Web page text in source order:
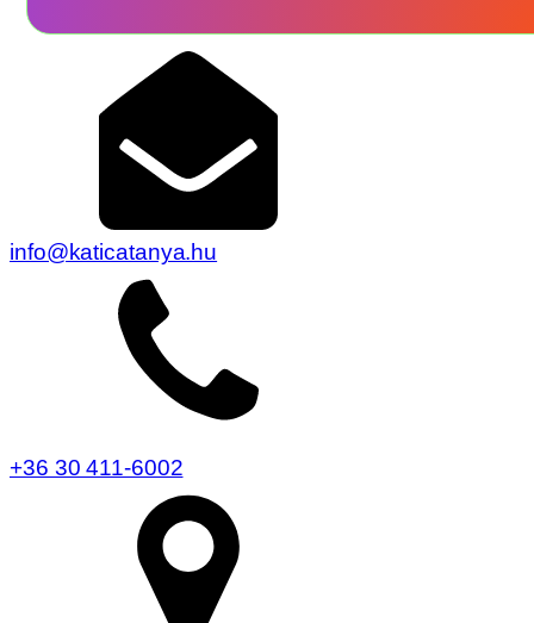
info@katicatanya.hu
+36 30 411-6002